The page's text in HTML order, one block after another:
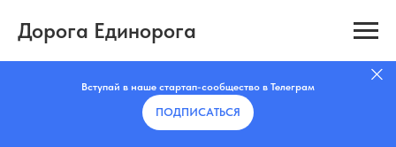
Дорога Единорога
Вступай в наше стартап-сообщество в Телеграм
ПОДПИСАТЬCЯ